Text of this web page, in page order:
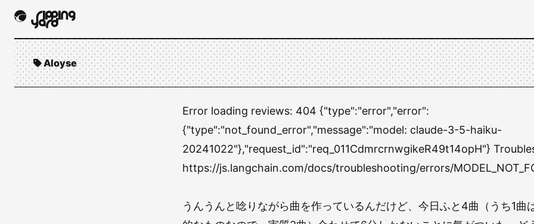
Aloyse
Error loading reviews: 404 {"type":"error","error":
{"type":"not_found_error","message":"model: claude-3-5-haiku-
20241022"},"request_id":"req_011CdmrcrnwgikeR49t14opH"}
https://js.langchain.com/docs/troubleshooting/errors/
うんうんと唸りながら曲を作っているんだけど、今日ふと4曲（うち1曲